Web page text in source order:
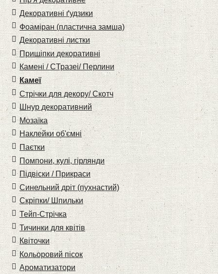
Декоративні ґудзики
Фоаміран (пластична замша)
Декоративні листки
Прищіпки декоративні
Камені / CТразеі/ Перлини
Камеї
Стрічки для декору/ Скотч
Шнур декоративний
Мозаїка
Наклейки об'ємні
Паєтки
Помпони, кулі, гірлянди
Підвіски / Прикраси
Синельний дріт (пухнастий)
Скріпки/ Шпильки
Тейп-Стрічка
Тичинки для квітів
Квіточки
Кольоровий пісок
Ароматизатори